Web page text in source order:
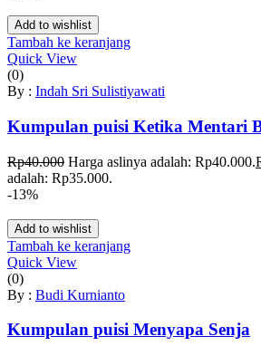
Add to wishlist
Tambah ke keranjang
Quick View
(0)
By : Indah Sri Sulistiyawati
Kumpulan puisi Ketika Mentari
Rp40.000 Harga aslinya adalah: Rp40.000.
adalah: Rp35.000.
-13%
Add to wishlist
Tambah ke keranjang
Quick View
(0)
By : Budi Kurnianto
Kumpulan puisi Menyapa Senja